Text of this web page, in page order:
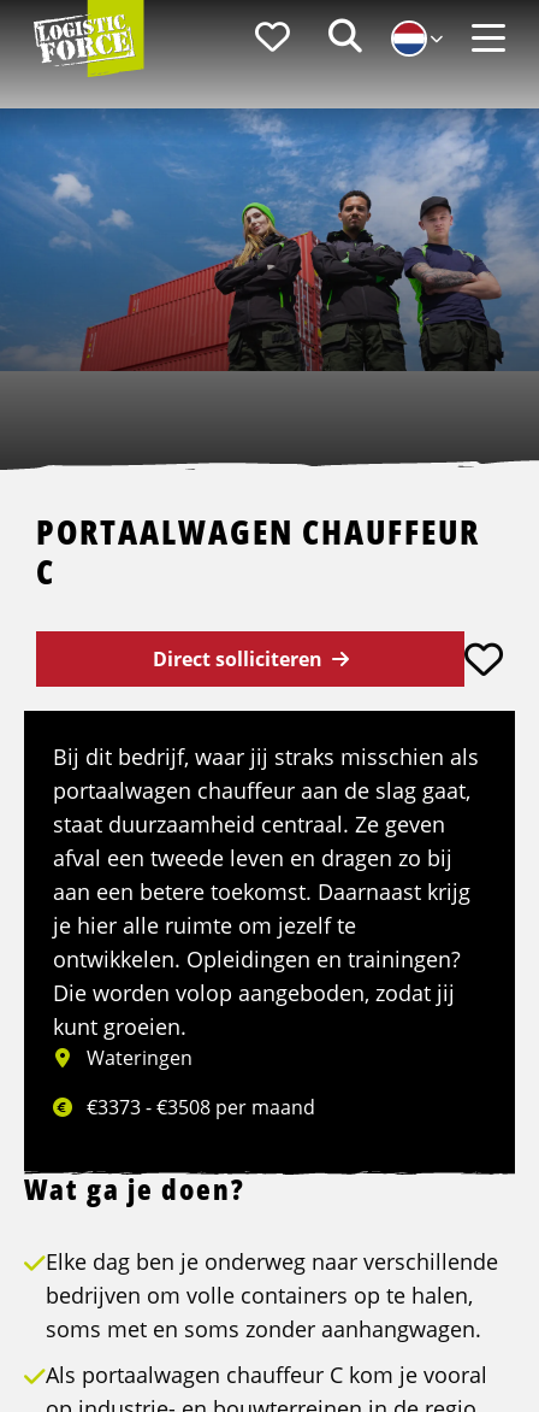
Logistic
Force
FavorietenZoeken
PORTAALWAGEN CHAUFFEUR
C
Direct solliciteren
Bij dit bedrijf, waar jij straks misschien als
portaalwagen chauffeur aan de slag gaat,
staat duurzaamheid centraal. Ze geven
afval een tweede leven en dragen zo bij
aan een betere toekomst. Daarnaast krijg
je hier alle ruimte om jezelf te
ontwikkelen. Opleidingen en trainingen?
Die worden volop aangeboden, zodat jij
kunt groeien.
Wateringen
€3373 - €3508 per maand
Wat ga je doen?
Elke dag ben je onderweg naar verschillende
bedrijven om volle containers op te halen,
soms met en soms zonder aanhangwagen.
Als portaalwagen chauffeur C kom je vooral